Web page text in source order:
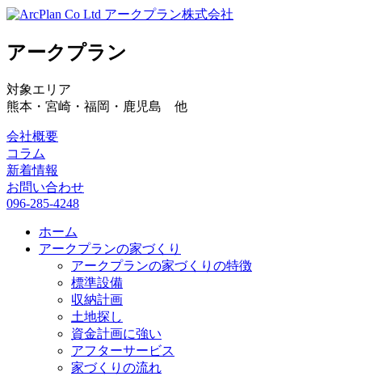
アークプラン株式会社
アークプラン
対象エリア
熊本・宮崎・福岡・鹿児島 他
会社概要
コラム
新着情報
お問い合わせ
096-285-4248
ホーム
アークプランの家づくり
アークプランの家づくりの特徴
標準設備
収納計画
土地探し
資金計画に強い
アフターサービス
家づくりの流れ